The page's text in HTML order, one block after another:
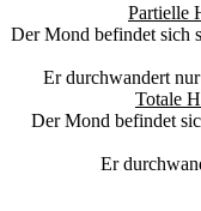
Partielle
Der Mond befindet sich
Er durchwandert
Totale
Der Mond befindet
Er